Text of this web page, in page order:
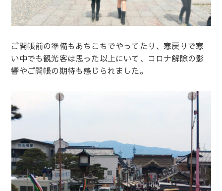
ご開帳前の準備もあちこちでやってたり、寒戻りで寒
い中でも観光客は思った以上にいて、コロナ解除の影
響やご開帳の期待も感じられました。